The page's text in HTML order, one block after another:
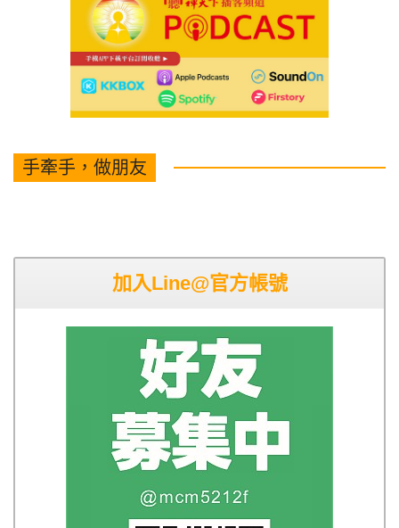
手牽手，做朋友
加入Line@官方帳號